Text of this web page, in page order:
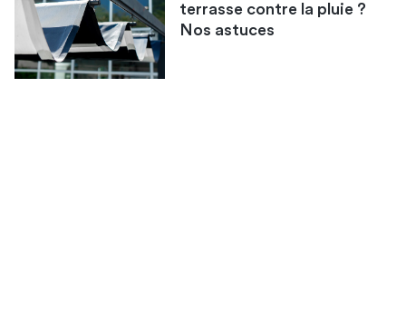
terrasse contre la pluie ?
Nos astuces